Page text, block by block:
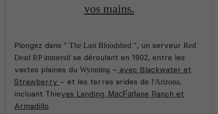
vos mains.
Plongez dans " The Last Bloodshed ", un serveur Red
Dead RP immersifse déroulant en 1902, entre les
vastes plaines du Wyoming – avec Blackwater et
Strawberry – et les terres arides de l'Arizona,
incluant Thieves Landing, MacFarl ane Ranch et
Armadillo